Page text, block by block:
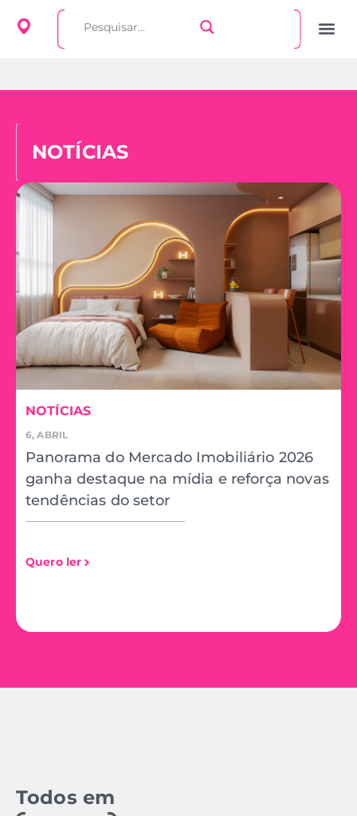
NOTÍCIAS
NOTÍCIAS
6, ABRIL
Panorama do Mercado Imobiliário 2026
ganha destaque na mídia e reforça novas
tendências do setor
Quero ler
Todos em